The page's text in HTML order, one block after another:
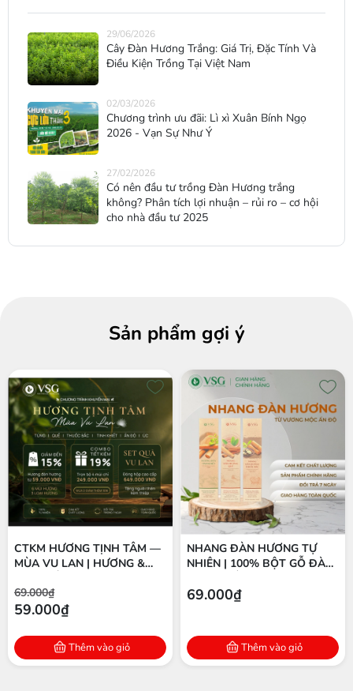
29/06/2026
Cây Đàn Hương Trắng: Giá Trị, Đặc Tính Và
Điều Kiện Trồng Tại Việt Nam
02/03/2026
Chương trình ưu đãi: Lì xì Xuân Bính Ngọ
2026 - Vạn Sự Như Ý
27/02/2026
Có nên đầu tư trồng Đàn Hương trắng
không? Phân tích lợi nhuận – rủi ro – cơ hội
cho nhà đầu tư 2025
Sản phẩm gợi ý
CTKM HƯƠNG TỊNH TÂM —
MÙA VU LAN | HƯƠNG &
NGUYÊN CHẤT
69.000₫
59.000₫
Thêm vào giỏ
NHANG ĐÀN HƯƠNG TỰ
NHIÊN | 100% BỘT GỖ ĐÀN
HỢP THIỀN & THỜ CÚNG
69.000₫
Thêm vào giỏ